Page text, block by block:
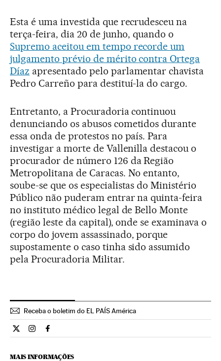
Esta é uma investida que recrudesceu na
terça-feira, dia 20 de junho, quando o
Supremo aceitou em tempo recorde um
julgamento prévio de mérito contra Ortega
Díaz apresentado pelo parlamentar chavista
Pedro Carreño para destituí-la do cargo.
Entretanto, a Procuradoria continuou
denunciando os abusos cometidos durante
essa onda de protestos no país. Para
investigar a morte de Vallenilla destacou o
procurador de número 126 da Região
Metropolitana de Caracas. No entanto,
soube-se que os especialistas do Ministério
Público não puderam entrar na quinta-feira
no instituto médico legal de Bello Monte
(região leste da capital), onde se examinava o
corpo do jovem assassinado, porque
supostamente o caso tinha sido assumido
pela Procuradoria Militar.
Receba o boletim do EL PAÍS América
Internacional El País Brasil en Twitter
Internacional El País Brasil en Instagram
Internacional El País Brasil en Facebook
MAIS INFORMAÇÕES